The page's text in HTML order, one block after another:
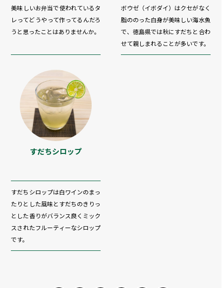
美味しいお弁当で使われているタ
レってどうやって作ってるんだろ
うと思ったことはありませんか。
ボウゼ（イボダイ）はクセがなく
脂ののった白身が美味しい海水魚
で、徳島県では秋にすだちと合わ
せて親しまれることが多いです。
すだちシロップ
すだちシロップは白ワインのまっ
たりとした風味とすだちのきりっ
とした香りがバランス良くミック
スされたフルーティーなシロップ
です。